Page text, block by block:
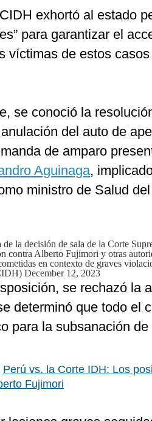
exhortó al estado
para garantizar el
víctimas de estos
se conoció la
del auto de
de amparo
Aguinaga,
ministro de Salud
de la decisión de sala de la Corte
contra Alberto Fujimori y otras
en contexto de graves
December 12, 2023
se rechazó la
determinó que todo el
para la subsanación de
Perú vs. la Corte IDH: Los
Fujimori